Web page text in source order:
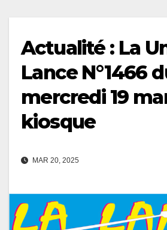
Actualité : La
Lance N°1466
mercredi 19
kiosque
MAR 20, 2025